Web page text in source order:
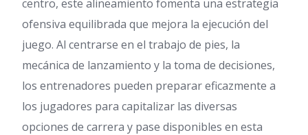
centro, este alineamiento fomenta una estrategia
ofensiva equilibrada que mejora la ejecución del
juego. Al centrarse en el trabajo de pies, la
mecánica de lanzamiento y la toma de decisiones,
los entrenadores pueden preparar eficazmente a
los jugadores para capitalizar las diversas
opciones de carrera y pase disponibles en esta